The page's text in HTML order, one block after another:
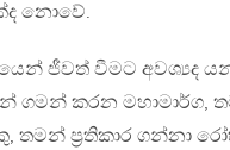
නොවේ.
ජීවත් වීමට අවශ්‍යද
ගමන් කරන මහාමාර්ග,
තමන් ප‍්‍රතිකාර ගන්නා